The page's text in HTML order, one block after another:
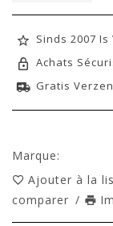
Sinds 2007
Achats
Gratis
Marque:
Ajouter à la
comparer /